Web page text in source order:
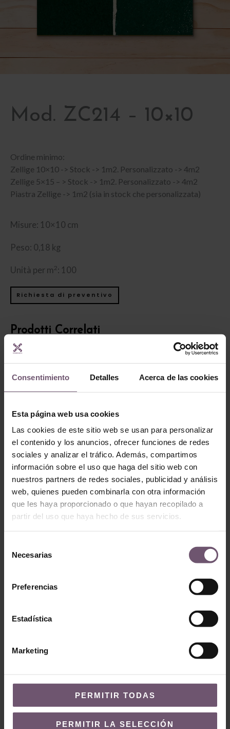
Consentimiento Detalles Acerca de las cookies
Esta página web usa cookies
Las cookies de este sitio web se usan para personalizar
el contenido y los anuncios, ofrecer funciones de redes
sociales y analizar el tráfico. Además, compartimos
información sobre el uso que haga del sitio web con
nuestros partners de redes sociales, publicidad y análisis
web, quienes pueden combinarla con otra información
que les haya proporcionado o que hayan recopilado a
partir del uso que haya hecho de sus servicios.
Necesarias
Preferencias
Estadística
Marketing
PERMITIR TODAS
PERMITIR LA SELECCIÓN
Mod. ZC214 – 10×10
Ordine minimo:
Zellige 10×10 -> Stock -> 1m2. Personalizzato -> 4m2
Zellige 5×15 – > Stock -> 1m2. Personalizzato -> 4m2
Piastra Zellige -> 1m2 (sia in stock che personalizzata)
Misure: 10×10 cm
Peso: 0,18 kg
Unità per m 2: 100
Richiesta di preventivo
Prodotti Correlati
Zellige en stock -
none
Mod. ZC210 –
10×10
Zellige en stock - none
Mod. ZC201 – 10×10
LEGGI TUTTO
Mod. ZC203 –
Zellige en stock - none
Mod. ZC224 – 10×10